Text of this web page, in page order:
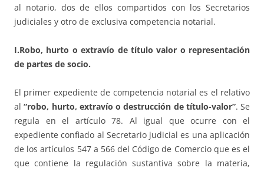
al notario, dos de ellos compartidos con los Secretarios
judiciales y otro de exclusiva competencia notarial.
I.Robo, hurto o extravío de título valor o representación
de partes de socio.
El primer expediente de competencia notarial es el relativo
al“robo, hurto, extravío o destrucción de título-valor”. Se
regula en el artículo 78. Al igual que ocurre con el
expediente confiado al Secretario judicial es una aplicación
de los artículos 547 a 566 del Código de Comercio que es el
que contiene la regulación sustantiva sobre la materia,